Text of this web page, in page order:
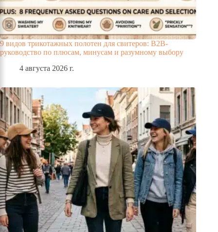
9 видов трикотажных полотен для свитеров: B2B-
руководство по плюсам, минусам и разумному выбору
4 августа 2026 г.